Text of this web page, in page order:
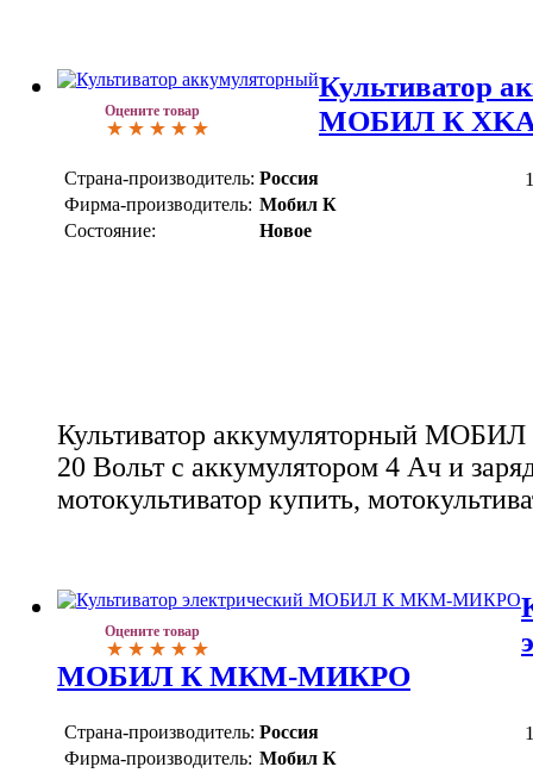
Оцените товар
Культиватор
МОБИЛ К
Страна-производитель: Россия
Фирма-производитель: Мобил К
Состояние:
Новое
Культиватор аккумуляторный
20 Вольт с аккумулятором 4 Ач и
мотокультиватор купить,
Оцените товар
МОБИЛ К МКМ-МИКРО
Страна-производитель: Россия
Фирма-производитель: Мобил К